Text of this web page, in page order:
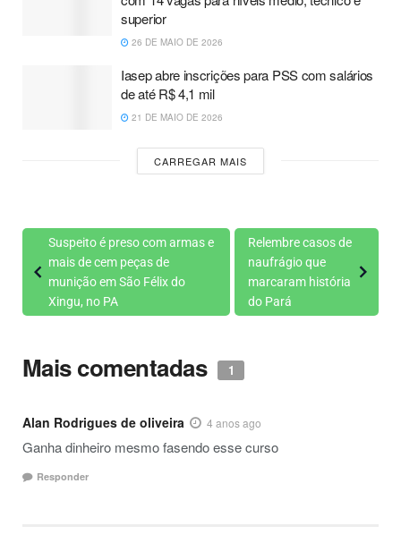
superior
26 DE MAIO DE 2026
Iasep abre inscrições para PSS com salários
de até R$ 4,1 mil
21 DE MAIO DE 2026
CARREGAR MAIS
Suspeito é preso com armas e
mais de cem peças de
munição em São Félix do
Xingu, no PA
Relembre casos de
naufrágio que
marcaram história
do Pará
Mais comentadas 1
Alan Rodrigues de oliveira 4 anos ago
Ganha dinheiro mesmo fasendo esse curso
Responder